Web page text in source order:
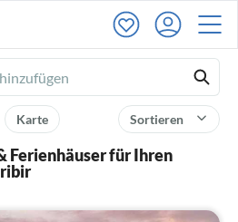
Sortieren
Karte
Ferienhäuser für Ihren